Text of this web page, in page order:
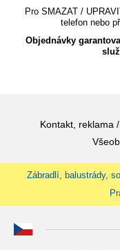
Pro SMAZAT /
telefon nebo
Objednávky
Kontakt, reklama
Zábradlí, balustrády,